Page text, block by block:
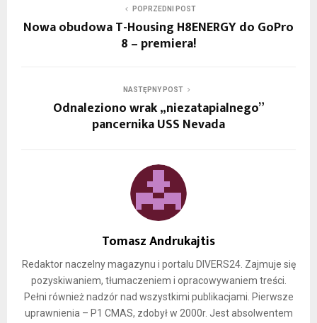
POPRZEDNI POST
Nowa obudowa T-Housing H8ENERGY do GoPro
8 – premiera!
NASTĘPNY POST
Odnaleziono wrak „niezatapialnego”
pancernika USS Nevada
Tomasz Andrukajtis
Redaktor naczelny magazynu i portalu DIVERS24. Zajmuje się
pozyskiwaniem, tłumaczeniem i opracowywaniem treści.
Pełni również nadzór nad wszystkimi publikacjami. Pierwsze
uprawnienia – P1 CMAS, zdobył w 2000r. Jest absolwentem